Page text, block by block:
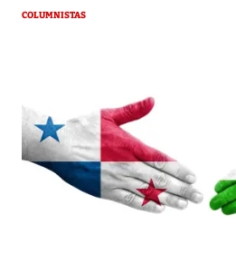
COLUMNISTAS